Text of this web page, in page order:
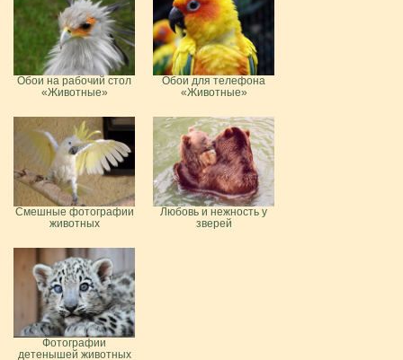
Обои на рабочий стол
«Животные»
Обои для телефона
«Животные»
Смешные фотографии
животных
Любовь и нежность у
зверей
Фотографии
детенышей животных